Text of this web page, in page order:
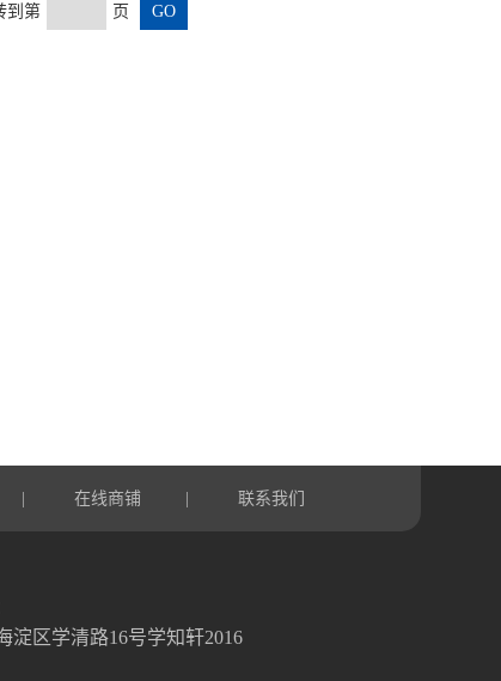
到第 页
在线商铺 联系我们
淀区学清路16号学知轩2016